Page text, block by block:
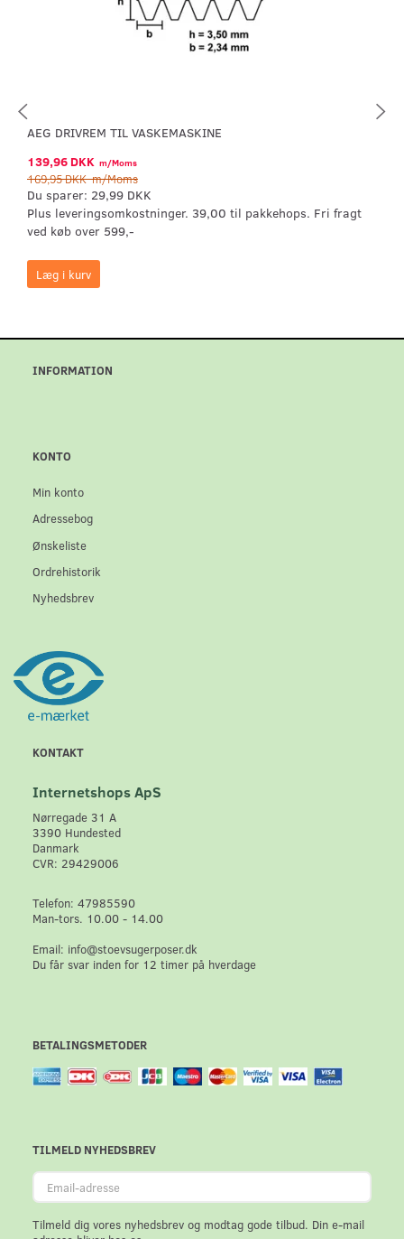
AEG DRIVREM TIL VASKEMASKINE
139,96 DKK m/Moms
169,95 DKKm/Moms
Du sparer: 29,99 DKK
Plus leveringsomkostninger. 39,00 til pakkehops. Fri fragt
ved køb over 599,-
Læg i kurv
INFORMATION
KONTO
Min konto
Adressebog
Ønskeliste
Ordrehistorik
Nyhedsbrev
KONTAKT
Internetshops ApS
Nørregade 31 A
3390 Hundested
Danmark
CVR: 29429006
Telefon: 47985590
Man-tors. 10.00 - 14.00
Email: info@stoevsugerposer.dk
Du får svar inden for 12 timer på hverdage
BETALINGSMETODER
TILMELD NYHEDSBREV
Email-
adresse
Tilmeld dig vores nyhedsbrev og modtag gode tilbud. Din e-mail